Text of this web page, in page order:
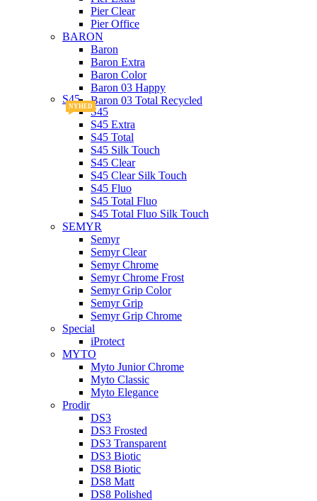
Pier Clear
Pier Office
BARON
Baron
Baron Extra
Baron Color
Baron 03 Happy
Baron 03 Total Recycled
S45
NYHEDS45
S45 Extra
S45 Total
S45 Silk Touch
S45 Clear
S45 Clear Silk Touch
S45 Fluo
S45 Total Fluo
S45 Total Fluo Silk Touch
SEMYR
Semyr
Semyr Clear
Semyr Chrome
Semyr Chrome Frost
Semyr Grip Color
Semyr Grip
Semyr Grip Chrome
Special
iProtect
MYTO
Myto Junior Chrome
Myto Classic
Myto Elegance
Prodir
DS3
DS3 Frosted
DS3 Transparent
DS3 Biotic
DS8 Biotic
DS8 Matt
DS8 Polished